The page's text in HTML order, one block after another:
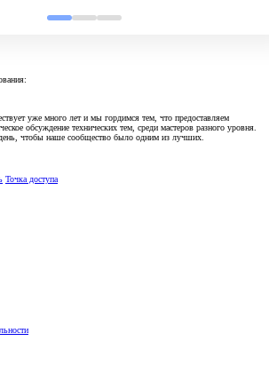
уже много лет и мы гордимся тем, что предоставляем
обсуждение технических тем, среди мастеров разного уровня.
чтобы наше сообщество было одним из лучших.
Точка доступа